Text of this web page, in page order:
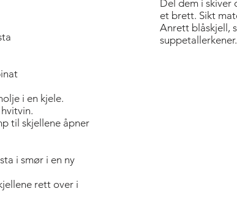
i en kjele.
til skjellene åpner
i smør i en ny
rett over i
Del dem i skiver
et brett. Sikt
Anrett blåskjell,